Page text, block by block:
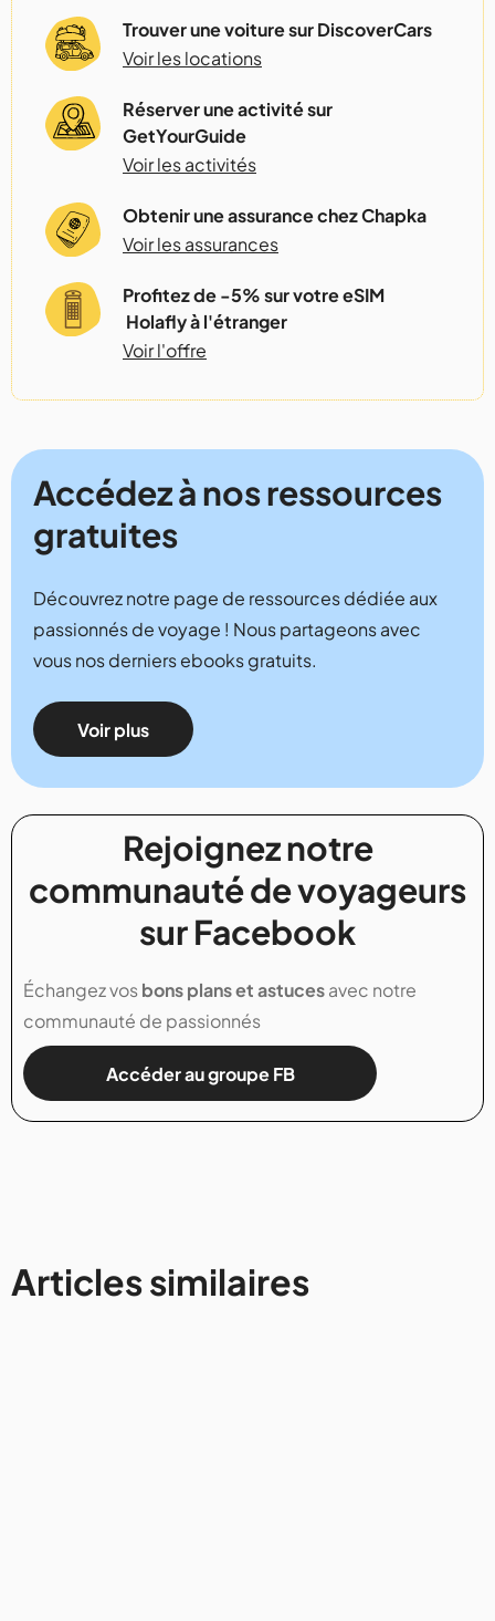
Trouver une voiture sur DiscoverCars
Voir les locations
Réserver une activité sur
GetYourGuide
Voir les activités
Obtenir une assurance chez Chapka
Voir les assurances
Profitez de -5% sur votre eSIM
Holafly à l'étranger
Voir l'offre
Accédez à nos ressources
gratuites
Découvrez notre page de ressources dédiée aux
passionnés de voyage ! Nous partageons avec
vous nos derniers ebooks gratuits.
Voir plus
Rejoignez notre
communauté de voyageurs
sur Facebook
Échangez vosbons plans et astucesavec notre
communauté de passionnés
Accéder au groupe FB
Articles similaires